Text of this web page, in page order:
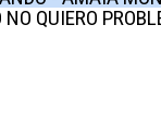
NO QUIERO